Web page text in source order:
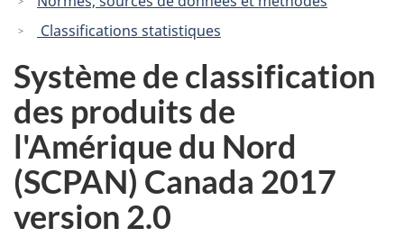
Classifications statistiques
Système de classification
des produits de
l'Amérique du Nord
(SCPAN) Canada 2017
version 2.0